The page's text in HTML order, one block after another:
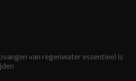
van regenwater essentieel is